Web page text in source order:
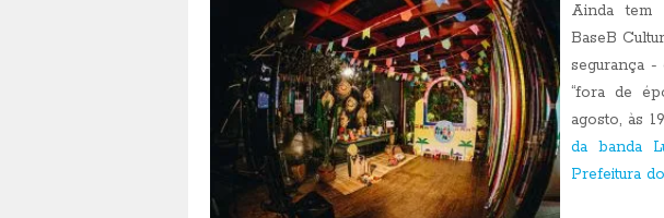
Ainda tem
BaseB
segurança
“fora de
agosto, às
da banda
Prefeitura